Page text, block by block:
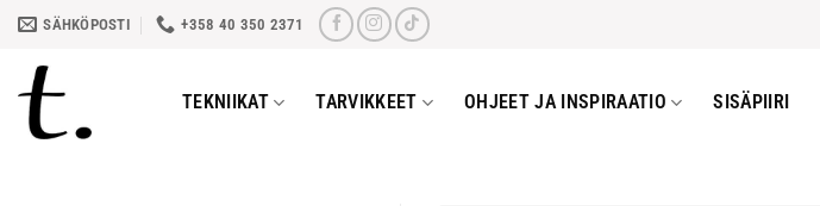
Skip
content
SÄHKÖPOSTI +358 40 350 2371
TEKNIIKAT TARVIKKEET OHJEET JA INSPIRAATIO SISÄPIIRI